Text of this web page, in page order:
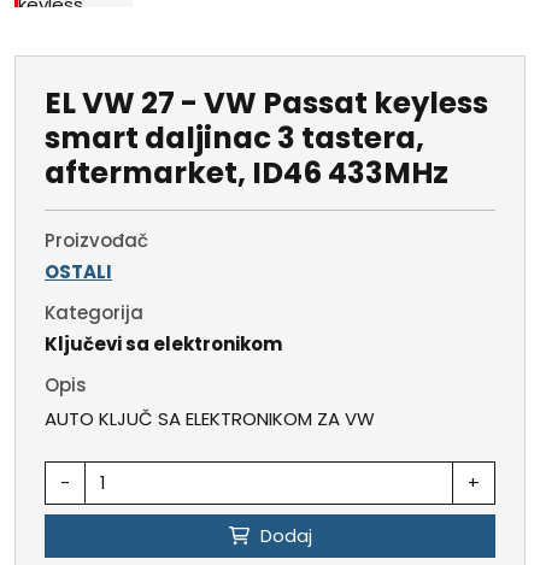
EL VW 27 - VW Passat keyless
smart daljinac 3 tastera,
aftermarket, ID46 433MHz
Proizvođač
OSTALI
Kategorija
Ključevi sa elektronikom
Opis
AUTO KLJUČ SA ELEKTRONIKOM ZA VW
- +
Dodaj